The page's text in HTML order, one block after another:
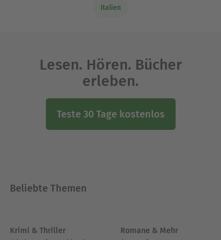
Italien
Lesen. Hören. Bücher
erleben.
Teste 30 Tage kostenlos
Beliebte Themen
Krimi & Thriller Romane & Mehr